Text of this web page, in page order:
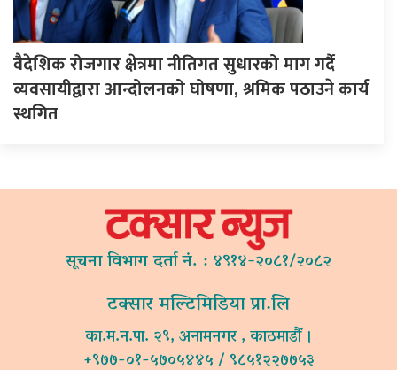
वैदेशिक रोजगार क्षेत्रमा नीतिगत सुधारको माग गर्दै
व्यवसायीद्वारा आन्दोलनको घोषणा, श्रमिक पठाउने कार्य
स्थगित
सूचना विभाग दर्ता नं. : ४९१४-२०८१/२०८२
टक्सार मल्टिमिडिया प्रा.लि
का.म.न.पा. २९, अनामनगर , काठमाडौं ।
+९७७-०१-५७०५४४५ / ९८५१२२७७५३